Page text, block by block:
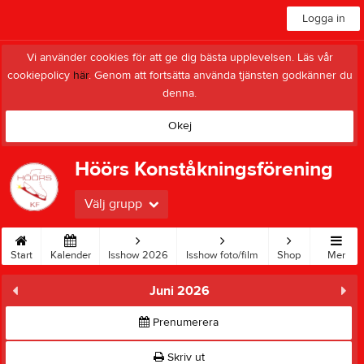
Logga in
Vi använder cookies för att ge dig bästa upplevelsen. Läs vår
cookiepolicy här. Genom att fortsätta använda tjänsten godkänner du
denna.
Okej
Höörs Konståkningsförening
Välj grupp
Start Kalender Isshow 2026 Isshow foto/film Shop Mer
Juni 2026
Prenumerera
Skriv ut